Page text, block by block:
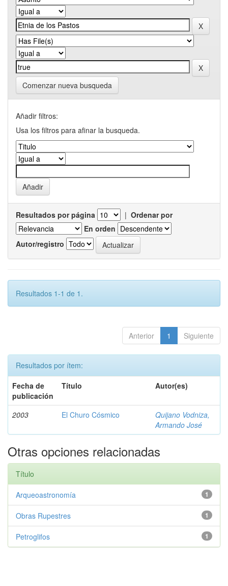
Comenzar nueva busqueda
Añadir filtros:
Usa los filtros para afinar la busqueda.
Resultados por página | Ordenar por
En orden
Autor/registro
Resultados 1-1 de 1.
Anterior 1 Siguiente
Resultados por ítem:
Fecha de
publicación
Título Autor(es)
2003 El Churo Cósmico
Quijano Vodniza,
Armando José
Otras opciones relacionadas
Título
1
Arqueoastronomía
1
Obras Rupestres
1
Petroglifos